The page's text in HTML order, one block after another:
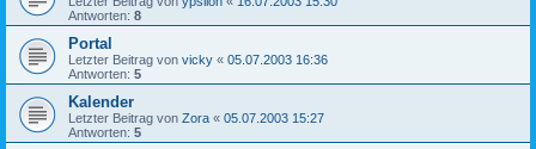
Antworten: 8
Portal
Letzter Beitrag von vicky « 05.07.2003 16:36
Antworten: 5
Kalender
Letzter Beitrag von Zora « 05.07.2003 15:27
Antworten: 5